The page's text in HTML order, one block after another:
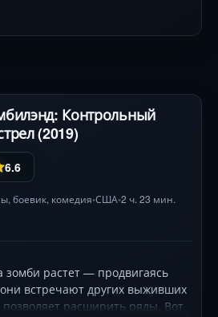
Контрольный
(2019)
6.6
, боевик, комедия•США•2 ч. 23 мин.
зомби растет — продвигаясь
встречают других выживших
позволяет расширить ряды. Вот